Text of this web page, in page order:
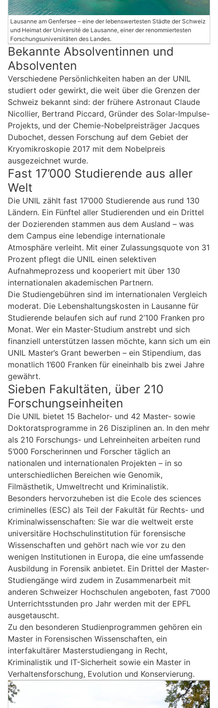
Lausanne am Genfersee – eine der lebenswertesten Städte der Schweiz
und Heimat der Université de Lausanne, einer der renommiertesten
Forschungsuniversitäten des Landes.
Bekannte Absolventinnen und
Absolventen
Verschiedene Persönlichkeiten haben an der UNIL
studiert oder gewirkt, die weit über die Grenzen der
Schweiz bekannt sind: der frühere Astronaut Claude
Nicollier, Bertrand Piccard, Gründer des Solar-Impulse-
Projekts, und der Chemie-Nobelpreisträger Jacques
Dubochet, dessen Forschung auf dem Gebiet der
Kryomikroskopie 2017 mit dem Nobelpreis
ausgezeichnet wurde.
Fast 17’000 Studierende aus aller
Welt
Die UNIL zählt fast 17’000 Studierende aus rund 130
Ländern. Ein Fünftel aller Studierenden und ein Drittel
der Dozierenden stammen aus dem Ausland – was
dem Campus eine lebendige internationale
Atmosphäre verleiht. Mit einer Zulassungsquote von 31
Prozent pflegt die UNIL einen selektiven
Aufnahmeprozess und kooperiert mit über 130
internationalen akademischen Partnern.
Die Studiengebühren sind im internationalen Vergleich
moderat. Die Lebenshaltungskosten in Lausanne für
Studierende belaufen sich auf rund 2’100 Franken pro
Monat. Wer ein Master-Studium anstrebt und sich
finanziell unterstützen lassen möchte, kann sich um ein
UNIL Master’s Grant bewerben – ein Stipendium, das
monatlich 1’600 Franken für eineinhalb bis zwei Jahre
gewährt.
Sieben Fakultäten, über 210
Forschungseinheiten
Die UNIL bietet 15 Bachelor- und 42 Master- sowie
Doktoratsprogramme in 26 Disziplinen an. In den mehr
als 210 Forschungs- und Lehreinheiten arbeiten rund
5’000 Forscherinnen und Forscher täglich an
nationalen und internationalen Projekten – in so
unterschiedlichen Bereichen wie Genomik,
Filmästhetik, Umweltrecht und Kriminalistik.
Besonders hervorzuheben ist die Ecole des sciences
criminelles (ESC) als Teil der Fakultät für Rechts- und
Kriminalwissenschaften: Sie war die weltweit erste
universitäre Hochschulinstitution für forensische
Wissenschaften und gehört nach wie vor zu den
wenigen Institutionen in Europa, die eine umfassende
Ausbildung in Forensik anbietet. Ein Drittel der Master-
Studiengänge wird zudem in Zusammenarbeit mit
anderen Schweizer Hochschulen angeboten, fast 7’000
Unterrichtsstunden pro Jahr werden mit der EPFL
ausgetauscht.
Zu den besonderen Studienprogrammen gehören ein
Master in Forensischen Wissenschaften, ein
interfakultärer Masterstudiengang in Recht,
Kriminalistik und IT-Sicherheit sowie ein Master in
Verhaltensforschung, Evolution und Konservierung.